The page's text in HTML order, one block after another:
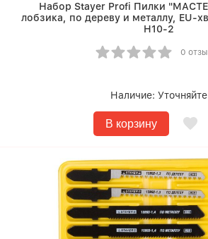
Набор Stayer Profi Пилки
лобзика, по дереву и металлу, EU-
H10-2
0
Наличие: Уточняйте
В корзину